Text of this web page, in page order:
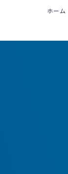
ホーム